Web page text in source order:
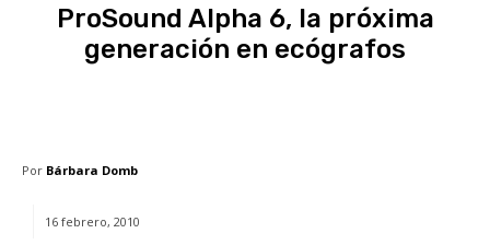
ProSound Alpha 6, la próxima
generación en ecógrafos
Por Bárbara Domb
16 febrero, 2010